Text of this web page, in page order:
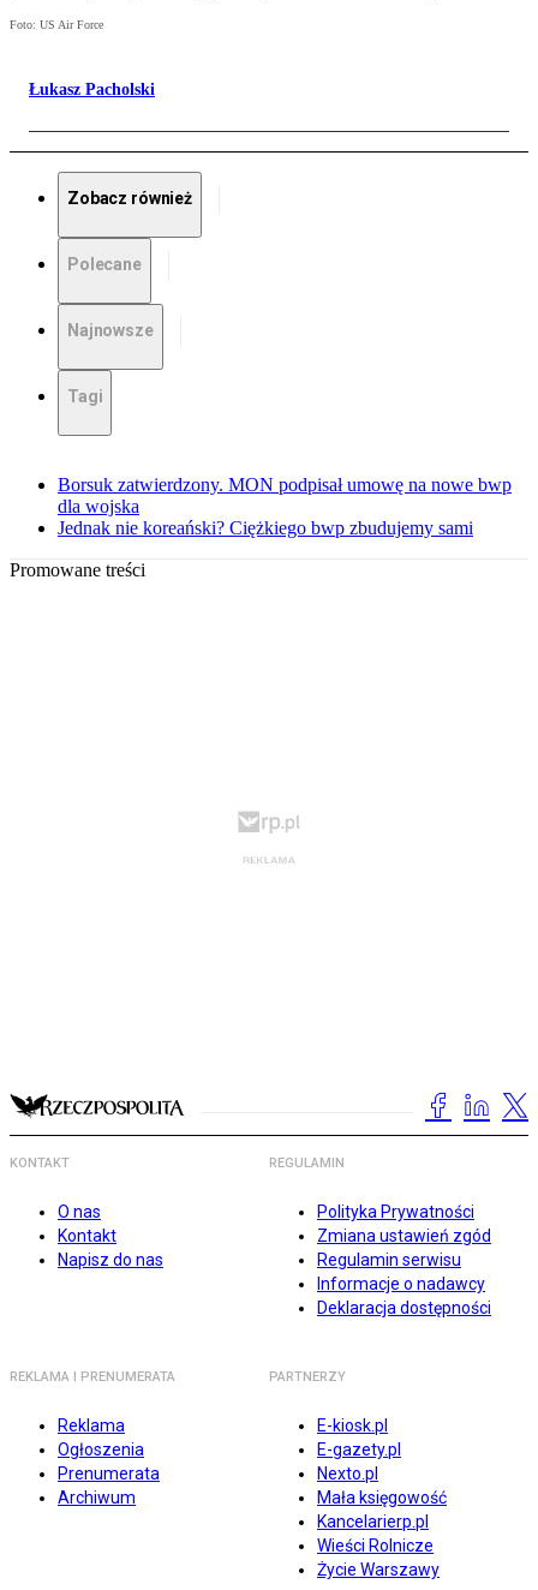
Foto: US Air Force
Łukasz Pacholski
Zobacz również
Polecane
Najnowsze
Tagi
Borsuk zatwierdzony. MON podpisał umowę na nowe bwp
dla wojska
Jednak nie koreański? Ciężkiego bwp zbudujemy sami
Promowane treści
KONTAKT
O nas
Kontakt
Napisz do nas
REGULAMIN
Polityka Prywatności
Zmiana ustawień zgód
Regulamin serwisu
Informacje o nadawcy
Deklaracja dostępności
REKLAMA I PRENUMERATA
Reklama
Ogłoszenia
Prenumerata
Archiwum
PARTNERZY
E-kiosk.pl
E-gazety.pl
Nexto.pl
Mała księgowość
Kancelarierp.pl
Wieści Rolnicze
Życie Warszawy